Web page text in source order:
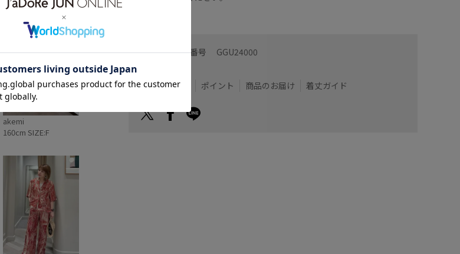
akemi
160cm SIZE:F
お問い合わせ番号 GGU24000
お支払い方法
ポイント 商品のお届け 着丈ガイド